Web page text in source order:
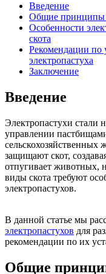
Введение
Общие принципы
Особенности
скота
Рекомендации по
электропастуха
Заключение
Введение
Электропастухи
управлении
защищают скот,
отпугивает животных,
виды скота требуют
электропастухов.
В данной статье мы
электропастухов для
рекомендации по их
Общие